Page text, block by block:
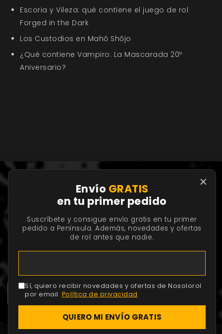
Escoria y Vileza: qué contiene el juego de rol
Forged in the Dark
Los Custodios en Mahō Shōjo
¿Qué contiene Vampiro: La Mascarada 20º
Aniversario?
ÚLTIMAS NOTICIAS Y ACTUALIZACIONES
Suscríbete al boletín para recibir noticias sobre tus
×
Envío GRATIS
en tu primer pedido
Suscríbete y consigue envío gratis en tu primer
pedido a Península. Además, novedades y ofertas
de rol antes que nadie.
Sí, quiero recibir novedades y ofertas de Nosolorol
por email. Política de privacidad
QUIERO MI ENVÍO GRATIS